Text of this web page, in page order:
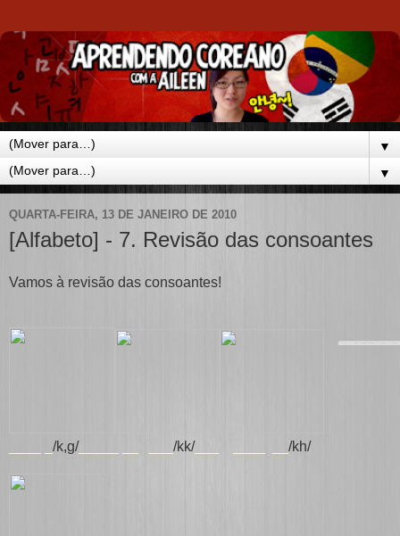
▼
▼
QUARTA-FEIRA, 13 DE JANEIRO DE 2010
[Alfabeto] - 7. Revisão das consoantes
Vamos à revisão das consoantes!
/k,g/_____ __ ___ /kk/___ ____ __ /kh/